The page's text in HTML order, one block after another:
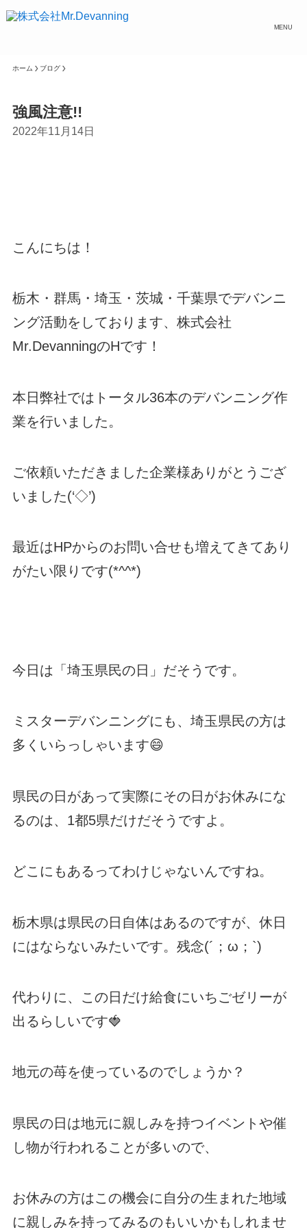
MENU
ホーム ブログ
強風注意!!
2022年11月14日
こんにちは！
栃木・群馬・埼玉・茨城・千葉県でデバンニ
ング活動をしております、株式会社
Mr.DevanningのHです！
本日弊社ではトータル36本のデバンニング作
業を行いました。
ご依頼いただきました企業様ありがとうござ
いました(‘◇’)ゞ
最近はHPからのお問い合せも増えてきてあり
がたい限りです(*^^*)
今日は「埼玉県民の日」だそうです。
ミスターデバンニングにも、埼玉県民の方は
多くいらっしゃいます😄
県民の日があって実際にその日がお休みにな
るのは、1都5県だけだそうですよ。
どこにもあるってわけじゃないんですね。
栃木県は県民の日自体はあるのですが、休日
にはならないみたいです。残念(´；ω；`)
代わりに、この日だけ給食にいちごゼリーが
出るらしいです🍓
地元の苺を使っているのでしょうか？
県民の日は地元に親しみを持つイベントや催
し物が行われることが多いので、
お休みの方はこの機会に自分の生まれた地域
に親しみを持ってみるのもいいかもしれませ